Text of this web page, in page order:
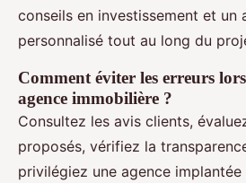
conseils en investissement et un
personnalisé tout au long du
Comment éviter les erreurs
agence immobilière ?
Consultez les avis clients,
proposés, vérifiez la
privilégiez une agence